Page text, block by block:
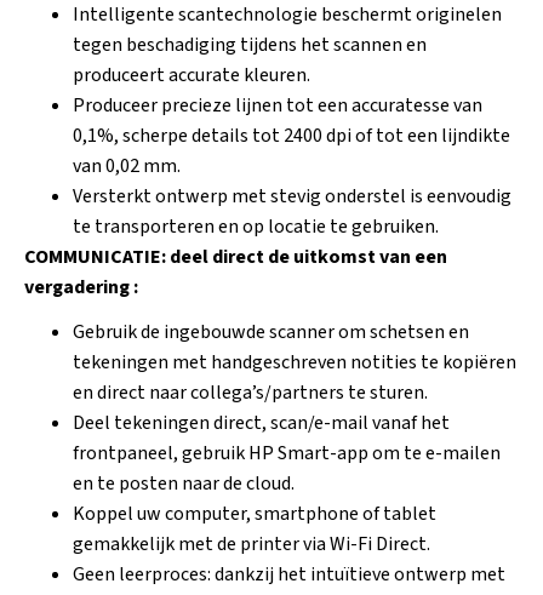
Intelligente scantechnologie beschermt originelen
tegen beschadiging tijdens het scannen en
produceert accurate kleuren.
Produceer precieze lijnen tot een accuratesse van
0,1%, scherpe details tot 2400 dpi of tot een lijndikte
van 0,02 mm.
Versterkt ontwerp met stevig onderstel is eenvoudig
te transporteren en op locatie te gebruiken.
COMMUNICATIE: deel direct de uitkomst van een
vergadering :
Gebruik de ingebouwde scanner om schetsen en
tekeningen met handgeschreven notities te kopiëren
en direct naar collega’s/partners te sturen.
Deel tekeningen direct, scan/e-mail vanaf het
frontpaneel, gebruik HP Smart-app om te e-mailen
en te posten naar de cloud.
Koppel uw computer, smartphone of tablet
gemakkelijk met de printer via Wi-Fi Direct.
Geen leerproces: dankzij het intuïtieve ontwerp met